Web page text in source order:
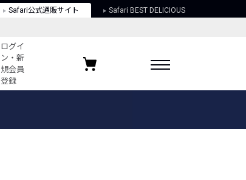
Safari公式通販サイト Safari BEST DELICIOUS
ログイ
ン・新
規会員
登録
お気に入りブランド